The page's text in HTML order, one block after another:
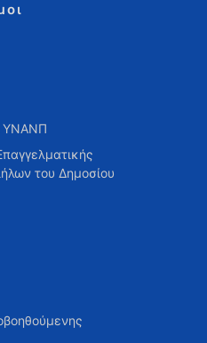
ΥΝΑΝΠ
του Δημοσίου